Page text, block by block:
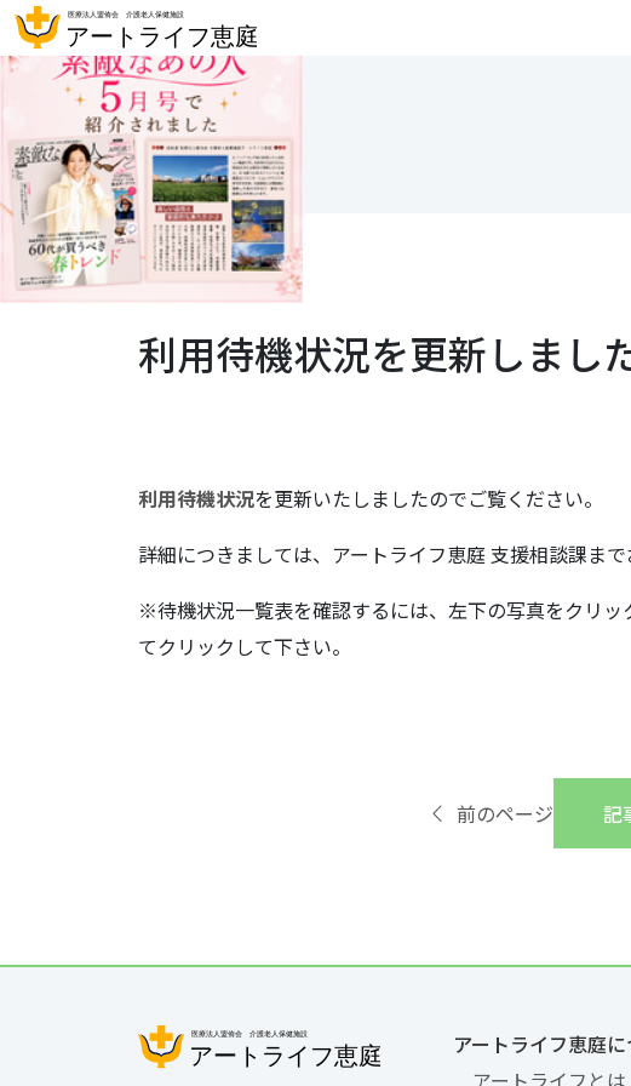
利用待機状況を更新しました
利用待機状況を更新いたしましたのでご覧ください。
詳細につきましては、アートライフ恵庭 支援相談課ま
※待機状況一覧表を確認するには、左下の写真をクリ
てクリックして下さい。
前のページ 記
アートライフ恵庭